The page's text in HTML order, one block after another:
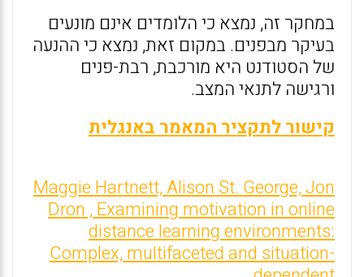
במחקר זה, נמצא כי הלומדים אינם מונעים
בעיקר מבפנים. במקום זאת, נמצא כי ההנעה
של הסטודנט היא מורכבת, רבת-פנים
ורגישה לתנאי המצב.
קישור לתקציר המאמר באנגלית
Maggie Hartnett, Alison St. George, Jon
Dron , Examining motivation in online
distance learning environments:
Complex, multifaceted and situation-